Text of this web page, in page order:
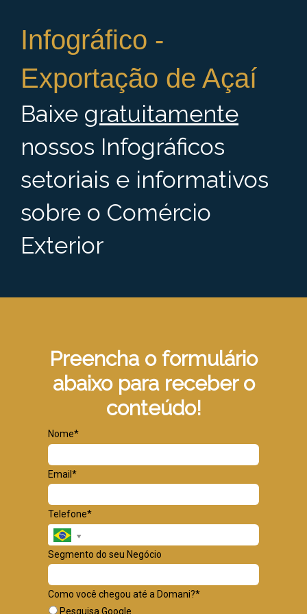
Infográfico -
Exportação de Açaí
Baixe gratuitamente
nossos Infográficos
setoriais e informativos
sobre o Comércio
Exterior
Preencha o formulário
abaixo para receber o
conteúdo!
Nome*
Email*
Telefone*
Segmento do seu Negócio
Como você chegou até a Domani?*
Pesquisa Google